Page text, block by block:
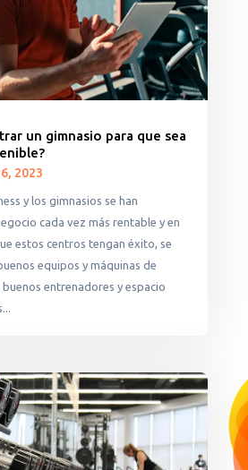
un gimnasio para que sea
2023
y los gimnasios se han
cada vez más rentable y en
estos centros tengan éxito, se
equipos y máquinas de
entrenadores y espacio